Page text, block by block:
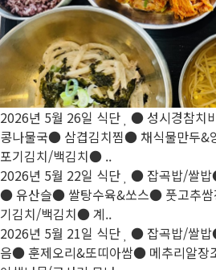
2026년 5월 26일 식단 ● 성시경참치
콩나물국● 삼겹김치찜● 채식물만두
포기김치/백김치● ..
2026년 5월 22일 식단 ● 잡곡밥/쌀
● 유산슬● 쌀탕수육&쏘스● 풋고추
기김치/백김치● 계..
2026년 5월 21일 식단 ● 잡곡밥/쌀
음● 훈제오리&또띠아쌈● 메추리알